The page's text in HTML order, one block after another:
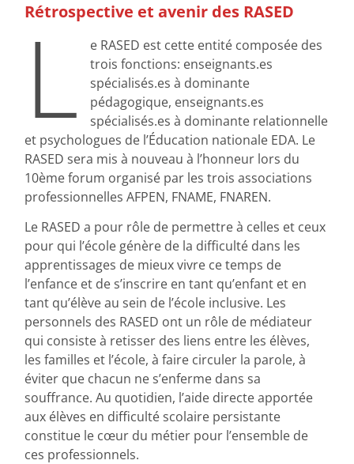
Rétrospective et avenir des RASED
L
e RASED est cette entité composée des
trois fonctions: enseignants.es
spécialisés.es à dominante
pédagogique, enseignants.es
spécialisés.es à dominante relationnelle
et psychologues de l’Éducation nationale EDA. Le
RASED sera mis à nouveau à l’honneur lors du
10ème forum organisé par les trois associations
professionnelles AFPEN, FNAME, FNAREN.
Le RASED a pour rôle de permettre à celles et ceux
pour qui l’école génère de la difficulté dans les
apprentissages de mieux vivre ce temps de
l’enfance et de s’inscrire en tant qu’enfant et en
tant qu’élève au sein de l’école inclusive. Les
personnels des RASED ont un rôle de médiateur
qui consiste à retisser des liens entre les élèves,
les familles et l’école, à faire circuler la parole, à
éviter que chacun ne s’enferme dans sa
souffrance. Au quotidien, l’aide directe apportée
aux élèves en difficulté scolaire persistante
constitue le cœur du métier pour l’ensemble de
ces professionnels.